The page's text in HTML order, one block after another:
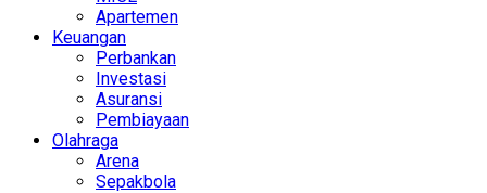
Apartemen
Keuangan
Perbankan
Investasi
Asuransi
Pembiayaan
Olahraga
Arena
Sepakbola